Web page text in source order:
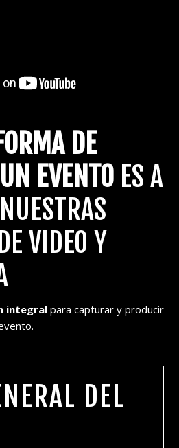
DE
EVENTO ES A
VIDEO Y
integral para capturar y producir
DEL